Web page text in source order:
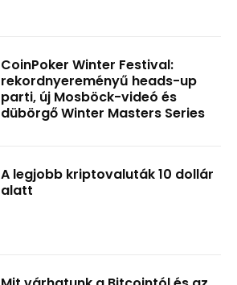
CoinPoker Winter Festival:
rekordnyereményű heads-up
parti, új Mosböck-videó és
dübörgő Winter Masters Series
A legjobb kriptovaluták 10 dollár
alatt